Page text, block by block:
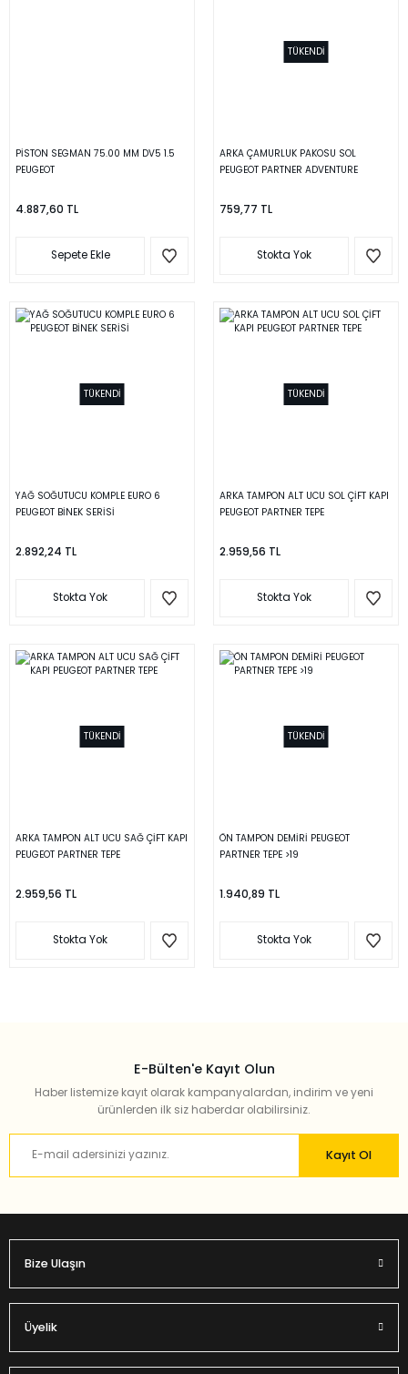
PİSTON SEGMAN 75.00 MM DV5 1.5
PEUGEOT
4.887,60 TL
Sepete Ekle
TÜKENDİ
ARKA ÇAMURLUK PAKOSU SOL
PEUGEOT PARTNER ADVENTURE
759,77 TL
Stokta Yok
TÜKENDİ
YAĞ SOĞUTUCU KOMPLE EURO 6
PEUGEOT BİNEK SERİSİ
2.892,24 TL
Stokta Yok
TÜKENDİ
ARKA TAMPON ALT UCU SOL ÇİFT KAPI
PEUGEOT PARTNER TEPE
2.959,56 TL
Stokta Yok
TÜKENDİ
ARKA TAMPON ALT UCU SAĞ ÇİFT KAPI
PEUGEOT PARTNER TEPE
2.959,56 TL
Stokta Yok
TÜKENDİ
ÖN TAMPON DEMİRİ PEUGEOT
PARTNER TEPE >19
1.940,89 TL
Stokta Yok
E-Bülten'e Kayıt Olun
Haber listemize kayıt olarak kampanyalardan, indirim ve yeni
ürünlerden ilk siz haberdar olabilirsiniz.
Kayıt Ol
Bize Ulaşın
Üyelik